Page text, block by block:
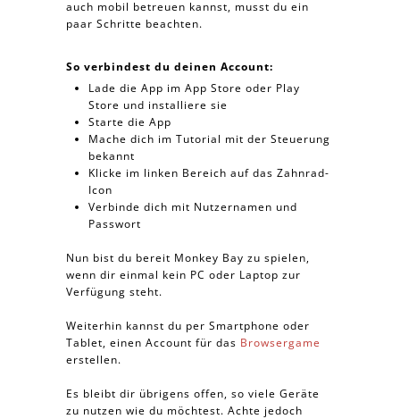
auch mobil betreuen kannst, musst du ein
paar Schritte beachten.
So verbindest du deinen Account:
Lade die App im App Store oder Play
Store und installiere sie
Starte die App
Mache dich im Tutorial mit der Steuerung
bekannt
Klicke im linken Bereich auf das Zahnrad-
Icon
Verbinde dich mit Nutzernamen und
Passwort
Nun bist du bereit Monkey Bay zu spielen,
wenn dir einmal kein PC oder Laptop zur
Verfügung steht.
Weiterhin kannst du per Smartphone oder
Tablet, einen Account für das Browsergame
erstellen.
Es bleibt dir übrigens offen, so viele Geräte
zu nutzen wie du möchtest. Achte jedoch